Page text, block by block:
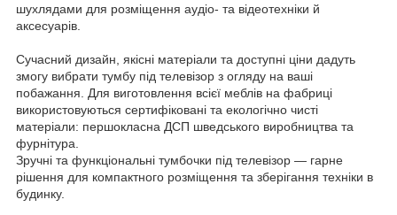
шухлядами для розміщення аудіо- та відеотехніки й
аксесуарів.
Сучасний дизайн, якісні матеріали та доступні ціни дадуть
змогу вибрати тумбу під телевізор з огляду на ваші
побажання. Для виготовлення всієї меблів на фабриці
використовуються сертифіковані та екологічно чисті
матеріали: першокласна ДСП шведського виробництва та
фурнітура.
Зручні та функціональні тумбочки під телевізор — гарне
рішення для компактного розміщення та зберігання техніки в
будинку.